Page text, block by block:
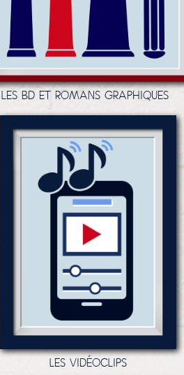
LES BD ET ROMANS GRAPHIQUES
LES VIDÉOCLIPS